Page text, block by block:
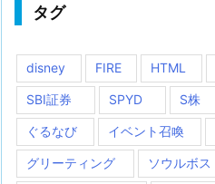
タグ
disney FIRE HTML
SBI証券 SPYD S株
ぐるなび イベント召喚
グリーティング ソウルボス